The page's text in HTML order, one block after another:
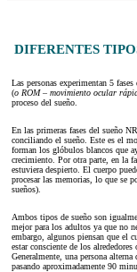
DIFERENTES
Las personas experimentan 5
(o ROM – movimiento ocular
proceso del sueño.
En las primeras fases del sueño
conciliando el sueño. Este es el
forman los glóbulos blancos que
crecimiento. Por otra parte, en la
estuviera despierto. El cuerpo
procesar las memorias, lo que se
sueños).
Ambos tipos de sueño son
mejor para los adultos ya que no
embargo, algunos piensan que el
estar consciente de los
Generalmente, una persona
pasando aproximadamente 90